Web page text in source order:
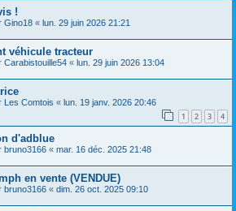
!
Gino18 « lun. 29 juin 2026 21:21
véhicule tracteur
Carabistouille54 « lun. 29 juin 2026 13:04
Les Comtois « lun. 19 janv. 2026 20:46
1 2 3 4
d'adblue
bruno3166 « mar. 16 déc. 2025 21:48
en vente (VENDUE)
bruno3166 « dim. 26 oct. 2025 09:10